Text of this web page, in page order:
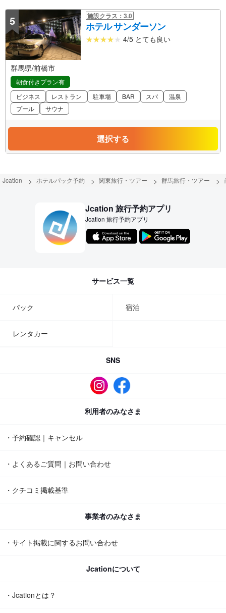
5 施設クラス：3.0
ホテル サンダーソン
4/5 とても良い
群馬県/前橋市
朝食付きプラン有
ビジネス
レストラン 駐車場 BAR スパ
温泉
プール
サウナ
選択する
Jcation ホテルパック予約 関東旅行・ツアー 群馬旅行・ツアー
Jcation 旅行予約アプリ
Jcation 旅行予約アプリ
サービス一覧
パック 宿泊
レンタカー
SNS
利用者のみなさま
・予約確認｜キャンセル
・よくあるご質問｜お問い合わせ
・クチコミ掲載基準
事業者のみなさま
・サイト掲載に関するお問い合わせ
Jcationについて
・Jcationとは？